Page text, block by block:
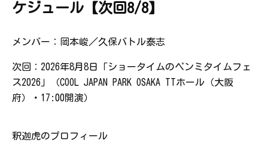
ケジュール【次回8/8】
メンバー：岡本峻／久保バトル泰志
次回：2026年8月8日「ショータイムのペンミタイムフェ
ス2026」（COOL JAPAN PARK OSAKA TTホール（大阪
府）・17:00開演）
釈迦虎のプロフィール